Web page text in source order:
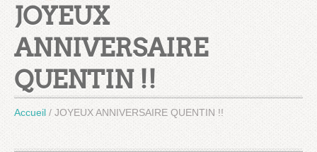
JOYEUX
ANNIVERSAIRE
QUENTIN !!
Accueil / JOYEUX ANNIVERSAIRE QUENTIN !!